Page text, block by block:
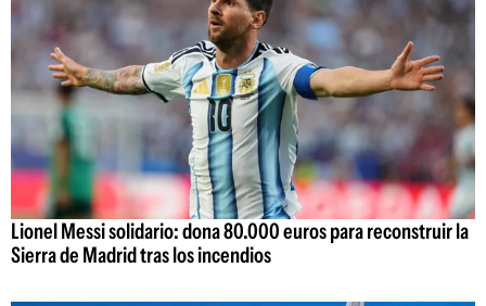
Lionel Messi solidario: dona 80.000 euros para reconstruir la
Sierra de Madrid tras los incendios